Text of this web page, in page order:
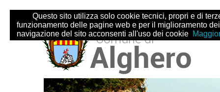
ai
contenuti.
Salta
alla
navigazione
personali
Questo sito utilizza solo cookie tecnici, propri e di
funzionamento delle pagine web e per il miglioramento
navigazione del sito acconsenti all'uso dei cookie